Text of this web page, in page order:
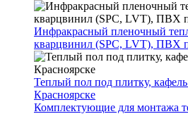
Инфракрасный пленочный
кварцвинил (SPC, LVT), ПВХ
Теплый пол под плитку,
Красноярске
Комплектующие для монтажа